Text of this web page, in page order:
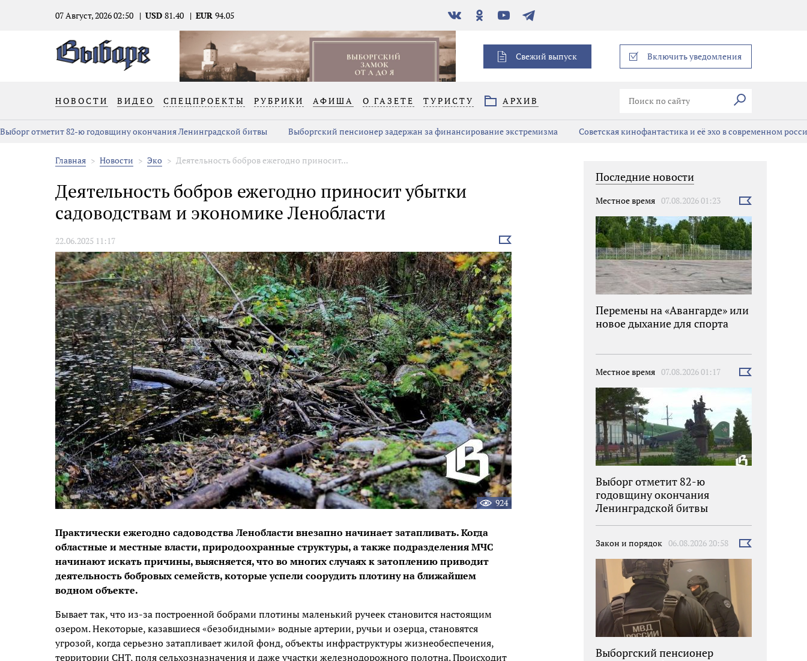
07 Август, 2026 02:50 USD 81.40 EUR 94.05
В
контакте
Одноклассники
YouTubeТелеграм
Свежий выпуск Включить уведомления
НОВОСТИ ВИДЕО СПЕЦПРОЕКТЫ РУБРИКИ АФИША О ГАЗЕТЕ ТУРИСТУ АРХИВ Искать
Выборг отметит 82-ю годовщину окончания Ленинградской битвы Выборгский пенсионер задержан за финансирование экстремизма Советская кинофантастика и её эхо в современном
Главная Новости Эко Деятельность бобров ежегодно приносит...
Деятельность бобров ежегодно приносит убытки
садоводствам и экономике Ленобласти
22.06.2025 11:17
Выбрать
новость
924
Практически ежегодно садоводства Ленобласти внезапно начинает затапливать. Когда
областные и местные власти, природоохранные структуры, а также подразделения МЧС
начинают искать причины, выясняется, что во многих случаях к затоплению приводит
деятельность бобровых семейств, которые успели соорудить плотину на ближайшем
водном объекте.
Бывает так, что из-за построенной бобрами плотины маленький ручеек становится настоящим
озером. Некоторые, казавшиеся «безобидными» водные артерии, ручьи и озерца, становятся
угрозой, когда серьезно затапливает жилой фонд, объекты инфраструктуры жизнеобеспечения,
территории СНТ, поля сельхозназначения и даже участки железнодорожного полотна. Происходит
Последние новости
Местное время 07.08.2026 01:23
Выбрать
Перемены на «Авангарде» или
новое дыхание для спорта
Местное время 07.08.2026 01:17
Выбрать
Выборг отметит 82-ю
годовщину окончания
Ленинградской битвы
Закон и порядок 06.08.2026 20:58
Выбрать
Выборгский пенсионер